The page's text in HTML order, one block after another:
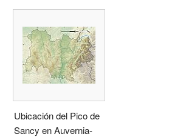
Ubicación del Pico de
Sancy en Auvernia-